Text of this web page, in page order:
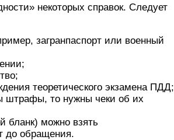
некоторых справок. Следует
загранпаспорт или военный
теоретического экзамена ПДД;
штрафы, то нужны чеки об их
бланк) можно взять
до обращения.